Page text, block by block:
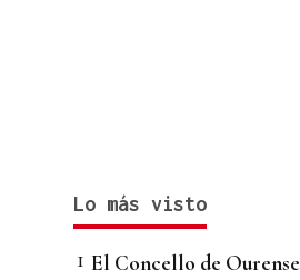
Lo más visto
El Concello de Ourense